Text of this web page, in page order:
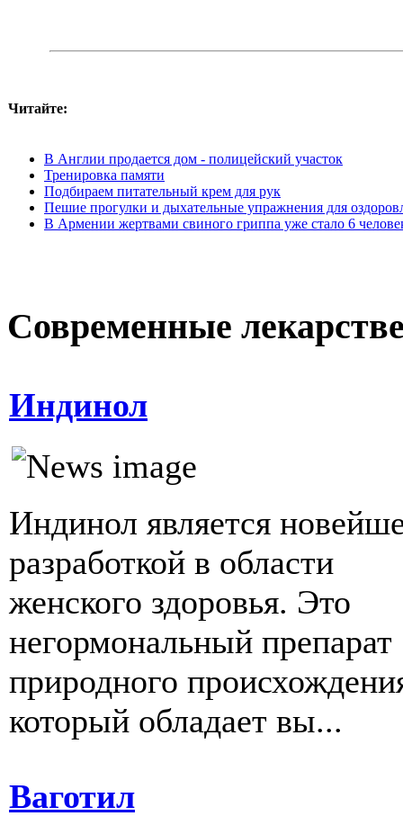
Читайте:
В Англии продается дом - полицейский участок
Тренировка памяти
Подбираем питательный крем для рук
Пешие прогулки и дыхательные упражнения для
В Армении жертвами свиного гриппа уже стало 6
Современные
Индинол
Индинол является
разработкой в области
женского здоровья. Это
негормональный препарат
природного
который обладает вы...
Ваготил